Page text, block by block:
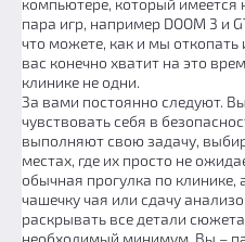
компьютере, который имеется
пара игр, например DOOM 3 и
что можете, как и мы откопать
вас конечно хватит на это
клинике не одни.
За вами постоянно следуют.
чувствовать себя в
выполняют свою задачу,
местах, где их просто не
обычная прогулка по
чашечку чая или сдачу
раскрывать все детали
необходимый минимум. Вы –